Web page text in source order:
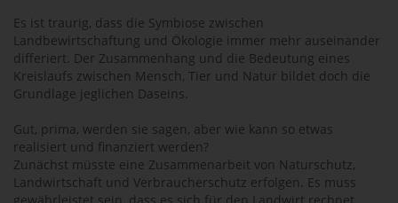
Es ist traurig, dass die Symbiose zwischen
Landbewirtschaftung und Ökologie immer mehr auseinander
differiert. Der Zusammenhang und die Bedeutung eines
Kreislaufs zwischen Mensch, Tier und Natur bildet doch die
Grundlage jeglichen Daseins.
Gut, prima, werden sie sagen, aber wie kann so etwas
realisiert und finanziert werden?
Zunächst müsste eine Zusammenarbeit von Naturschutz,
Landwirtschaft und Verbraucherschutz erfolgen. Es muss